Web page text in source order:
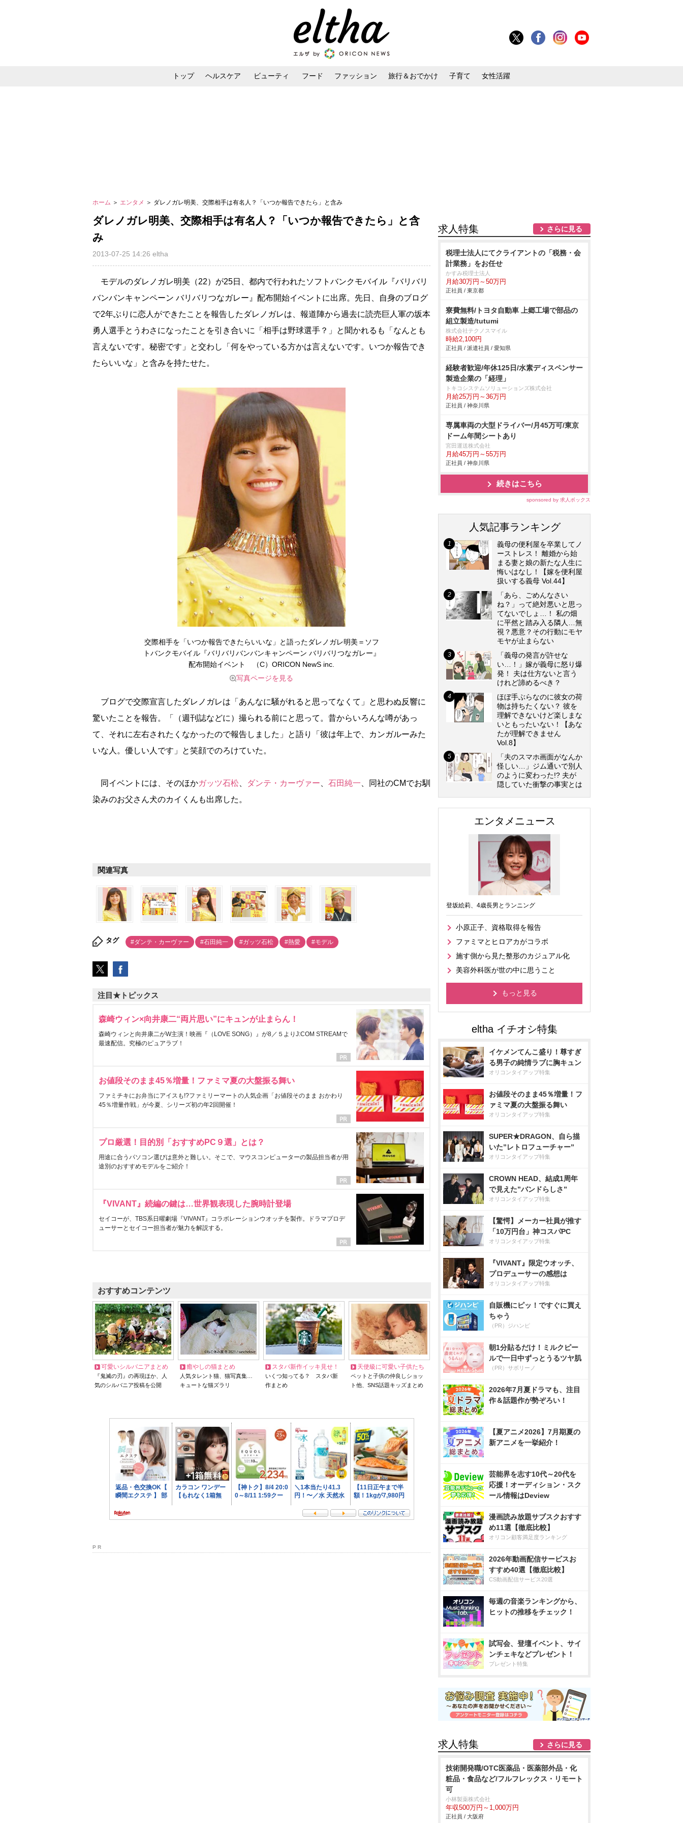
トップ ヘルスケア ビューティ フード ファッション 旅行＆おでかけ 子育て 女性活躍
ホーム ＞ エンタメ ＞ ダレノガレ明美、交際相手は有名人？「いつか報告できたら」と含み
ダレノガレ明美、交際相手は有名人？「いつか報告できたら」と含
み
2013-07-25 14:26 eltha
モデルのダレノガレ明美（22）が25日、都内で行われたソフトバンクモバイル『バリバリ
バンバンキャンペーン バリバリつなガレー』配布開始イベントに出席。先日、自身のブログ
で2年ぶりに恋人ができたことを報告したダレノガレは、報道陣から過去に読売巨人軍の坂本
勇人選手とうわさになったことを引き合いに「相手は野球選手？」と聞かれるも「なんとも
言えないです。秘密です」と交わし「何をやっている方かは言えないです。いつか報告でき
たらいいな」と含みを持たせた。
交際相手を「いつか報告できたらいいな」と語ったダレノガレ明美＝ソフ
トバンクモバイル『バリバリバンバンキャンペーン バリバリつなガレー』
配布開始イベント （C）ORICON NewS inc.
写真ページを見る
ブログで交際宣言したダレノガレは「あんなに騒がれると思ってなくて」と思わぬ反響に
驚いたことを報告。「（週刊誌などに）撮られる前にと思って。昔からいろんな噂があっ
て、それに左右されたくなかったので報告しました」と語り「彼は年上で、カンガルーみた
いな人。優しい人です」と笑顔でのろけていた。
同イベントには、そのほかガッツ石松 ダンテ・カーヴァー 石田純一 、同社のCMでお馴
染みのお父さん犬のカイくんも出席した。
関連写真
タグ #ダンテ・カーヴァー #石田純一 #ガッツ石松 #熱愛 #モデル
注目★トピックス
森崎ウィン×向井康二“両片思い”にキュンが止まらん！
森崎ウィンと向井康二がW主演！映画『（LOVE SONG）』が8／５よりJ:COM STREAMで
最速配信。究極のピュアラブ！
お値段そのまま45％増量！ファミマ夏の大盤振る舞い
ファミチキにお弁当にアイスも!?ファミリーマートの人気企画「お値段そのまま おかわり
45％増量作戦」が今夏、シリーズ初の年2回開催！
プロ厳選！目的別「おすすめPC９選」とは？
用途に合うパソコン選びは意外と難しい。そこで、マウスコンピューターの製品担当者が用
途別のおすすめモデルをご紹介！
『VIVANT』続編の鍵は…世界観表現した腕時計登場
セイコーが、TBS系日曜劇場『VIVANT』コラボレーションウオッチを製作。ドラマプロデ
ューサーとセイコー担当者が魅力を解説する。
おすすめコンテンツ
可愛いシルバニアまとめ
『鬼滅の刃』の再現ほか、人
気のシルバニア投稿を公開
癒やしの猫まとめ
人気タレント猫、猫写真集…
キュートな猫ズラリ
スタバ新作イッキ見せ！
いくつ知ってる？ スタバ新
作まとめ
天使級に可愛い子供たち
ペットと子供の仲良しショッ
ト他、SNS話題キッズまとめ
P R
求人特集 さらに見る
税理士法人にてクライアントの「税務・会
計業務」をお任せ
かすみ税理士法人
月給30万円～50万円
正社員 / 東京都
寮費無料/トヨタ自動車 上郷工場で部品の
組立製造/tutumi
株式会社テクノスマイル
時給2,100円
正社員 / 派遣社員 / 愛知県
経験者歓迎/年休125日/水素ディスペンサー
製造企業の「経理」
トキコシステムソリューションズ株式会社
月給25万円～36万円
正社員 / 神奈川県
専属車両の大型ドライバー/月45万可/東京
ドーム年間シートあり
宮田運送株式会社
月給45万円～55万円
正社員 / 神奈川県
続きはこちら
sponsored by 求人ボックス
人気記事ランキング
義母の便利屋を卒業してノ
ーストレス！ 離婚から始
まる妻と娘の新たな人生に
悔いはなし！【嫁を便利屋
扱いする義母 Vol.44】
「あら、ごめんなさい
ね？」って絶対悪いと思っ
てないでしょ…！ 私の畑
に平然と踏み入る隣人…無
視？悪意？その行動にモヤ
モヤが止まらない
「義母の発言が許せな
い…！」嫁が義母に怒り爆
発！ 夫は仕方ないと言う
けれど諦めるべき？
ほぼ手ぶらなのに彼女の荷
物は持ちたくない？ 彼を
理解できないけど楽しまな
いともったいない！【あな
たが理解できません
Vol.8】
「夫のスマホ画面がなんか
怪しい…」ジム通いで別人
のように変わった!? 夫が
隠していた衝撃の事実とは
エンタメニュース
登坂絵莉、4歳長男とランニング
小原正子、資格取得を報告
ファミマとヒロアカがコラボ
施す側から見た整形のカジュアル化
美容外科医が世の中に思うこと
もっと見る
イケメンてんこ盛り！尊すぎ
る男子の純情ラブに胸キュン
オリコンタイアップ特集
お値段そのまま45％増量！フ
ァミマ夏の大盤振る舞い
オリコンタイアップ特集
SUPER★DRAGON、自ら描
いた”レトロフューチャー”
オリコンタイアップ特集
CROWN HEAD、結成1周年
で見えた”バンドらしさ”
オリコンタイアップ特集
【驚愕】メーカー社員が推す
「10万円台」神コスパPC
オリコンタイアップ特集
『VIVANT』限定ウオッチ、
プロデューサーの感想は
オリコンタイアップ特集
自販機にピッ！ですぐに買え
ちゃう
（PR）ジハンピ
朝1分貼るだけ！ミルクピー
ルで一日中ずっとうるツヤ肌
（PR）サボリーノ
2026年7月夏ドラマも、注目
作＆話題作が勢ぞろい！
【夏アニメ2026】7月期夏の
新アニメを一挙紹介！
芸能界を志す10代～20代を
応援！オーディション・スク
ール情報はDeview
漫画読み放題サブスクおすす
め11選【徹底比較】
オリコン顧客満足度ランキング
2026年動画配信サービスお
すすめ40選【徹底比較】
CS動画配信サービス20選
毎週の音楽ランキングから、
ヒットの推移をチェック！
試写会、登壇イベント、サイ
ンチェキなどプレゼント！
プレゼント特集
求人特集 さらに見る
技術開発職/OTC医薬品・医薬部外品・化
粧品・食品など/フルフレックス・リモート
可
小林製薬株式会社
年収500万円～1,000万円
正社員 / 大阪府